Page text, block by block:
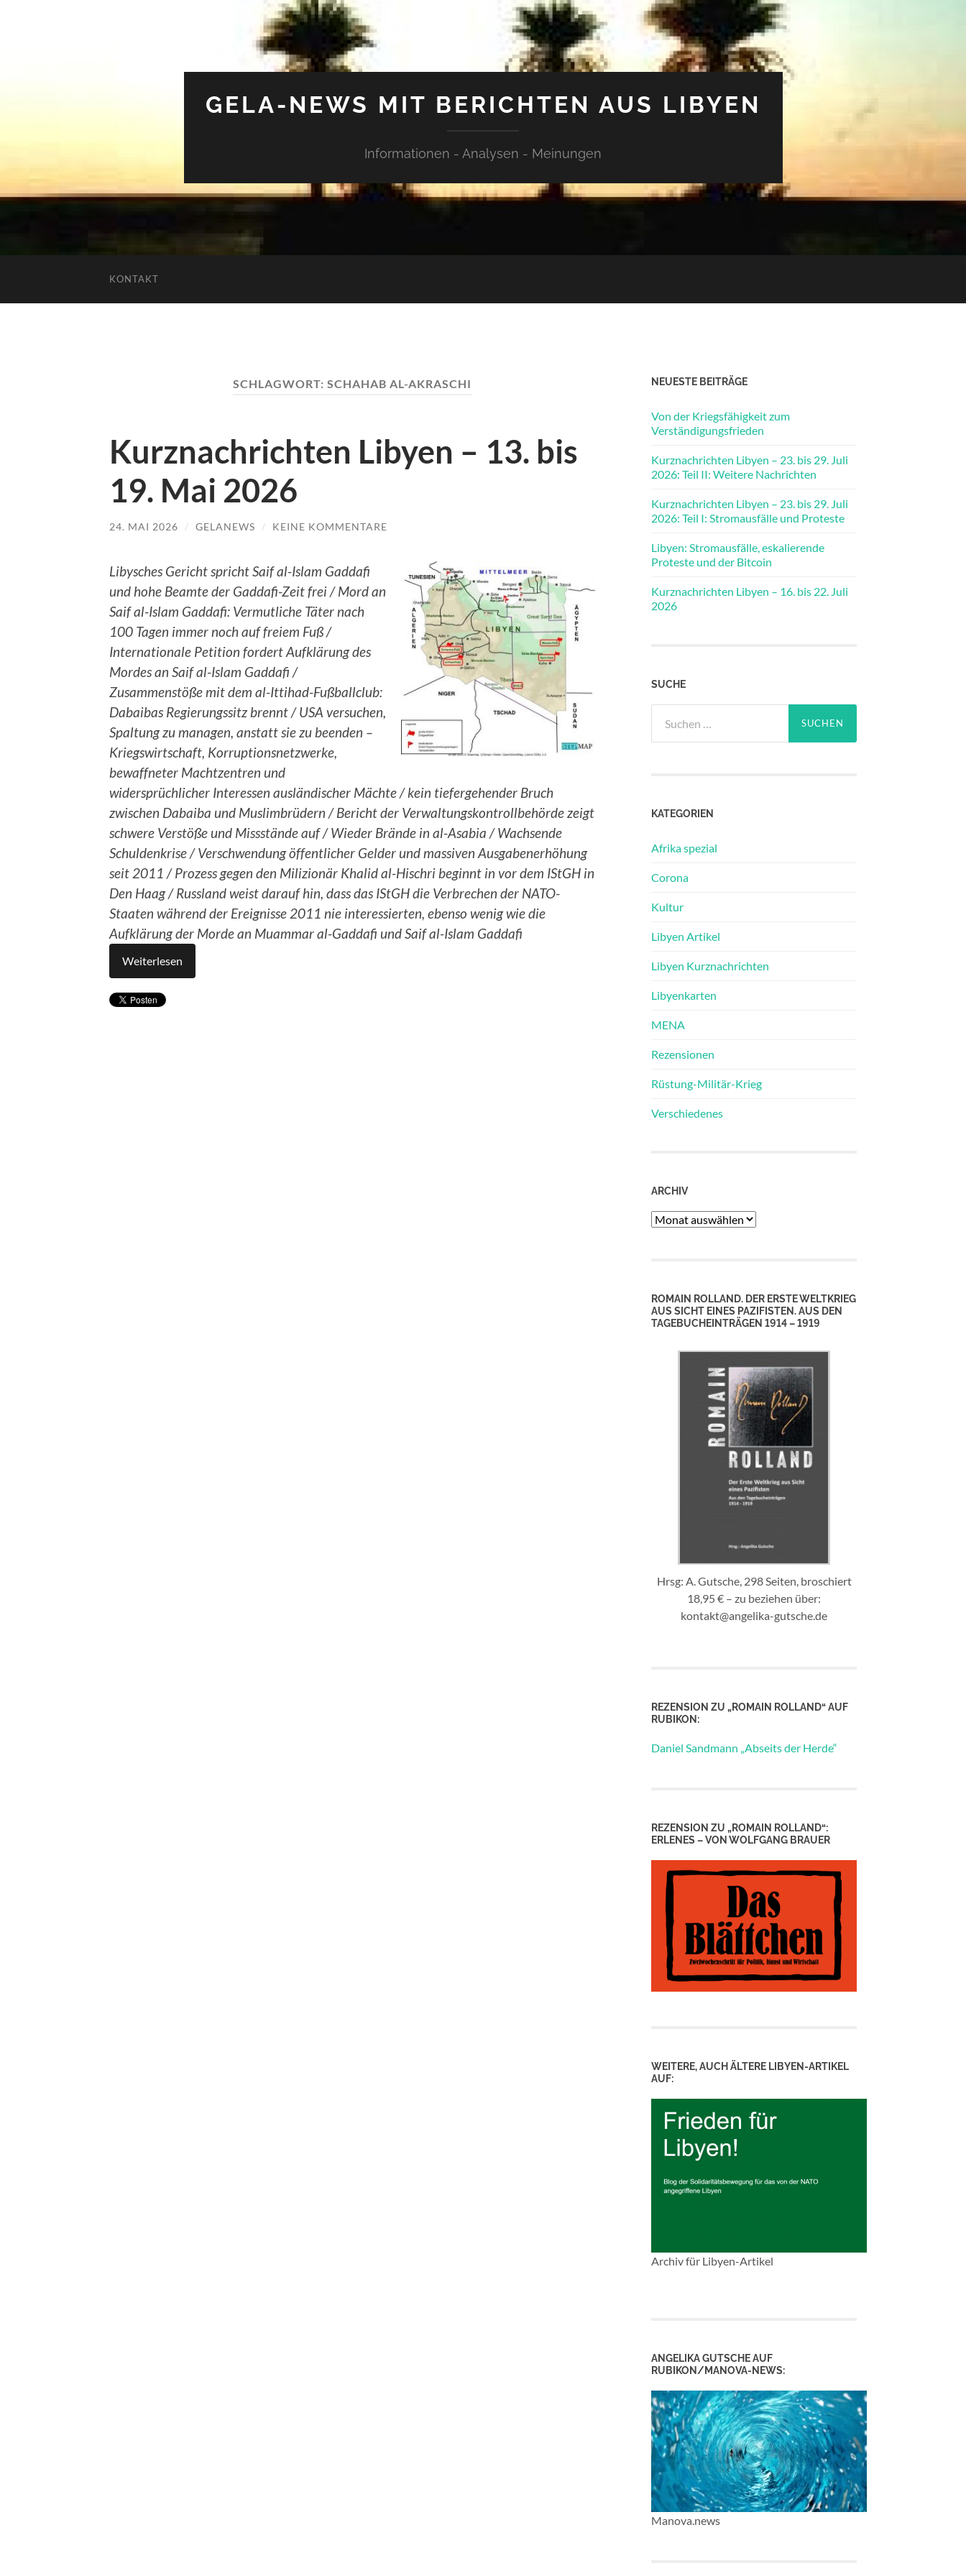
GELA-NEWS MIT BERICHTEN AUS LIBYEN
Informationen - Analysen - Meinungen
KONTAKT
SCHLAGWORT: SCHAHAB AL-AKRASCHI
Kurznachrichten Libyen – 13. bis
19. Mai 2026
24. MAI 2026 / GELANEWS / KEINE KOMMENTARE
Libysches Gericht spricht Saif al-Islam Gaddafi
und hohe Beamte der Gaddafi-Zeit frei / Mord an
Saif al-Islam Gaddafi: Vermutliche Täter nach
100 Tagen immer noch auf freiem Fuß /
Internationale Petition fordert Aufklärung des
Mordes an Saif al-Islam Gaddafi /
Zusammenstöße mit dem al-Ittihad-Fußballclub:
Dabaibas Regierungssitz brennt / USA versuchen,
Spaltung zu managen, anstatt sie zu beenden –
Kriegswirtschaft, Korruptionsnetzwerke,
bewaffneter Machtzentren und
widersprüchlicher Interessen ausländischer Mächte / kein tiefergehender Bruch
zwischen Dabaiba und Muslimbrüdern / Bericht der Verwaltungskontrollbehörde zeigt
schwere Verstöße und Missstände auf / Wieder Brände in al-Asabia / Wachsende
Schuldenkrise / Verschwendung öffentlicher Gelder und massiven Ausgabenerhöhung
seit 2011 / Prozess gegen den Milizionär Khalid al-Hischri beginnt in vor dem IStGH in
Den Haag / Russland weist darauf hin, dass das IStGH die Verbrechen der NATO-
Staaten während der Ereignisse 2011 nie interessierten, ebenso wenig wie die
Aufklärung der Morde an Muammar al-Gaddafi und Saif al-Islam Gaddafi
Weiterlesen
NEUESTE BEITRÄGE
Von der Kriegsfähigkeit zum
Verständigungsfrieden
Kurznachrichten Libyen – 23. bis 29. Juli
2026: Teil II: Weitere Nachrichten
Kurznachrichten Libyen – 23. bis 29. Juli
2026: Teil I: Stromausfälle und Proteste
Libyen: Stromausfälle, eskalierende
Proteste und der Bitcoin
Kurznachrichten Libyen – 16. bis 22. Juli
2026
SUCHE
nach:
KATEGORIEN
Afrika spezial
Corona
Kultur
Libyen Artikel
Libyen Kurznachrichten
Libyenkarten
MENA
Rezensionen
Rüstung-Militär-Krieg
Verschiedenes
ARCHIV
Archiv
ROMAIN ROLLAND. DER ERSTE WELTKRIEG
AUS SICHT EINES PAZIFISTEN. AUS DEN
TAGEBUCHEINTRÄGEN 1914 – 1919
Hrsg: A. Gutsche, 298 Seiten, broschiert
18,95 € – zu beziehen über:
kontakt@angelika-gutsche.de
REZENSION ZU „ROMAIN ROLLAND“ AUF
RUBIKON:
Daniel Sandmann „Abseits der Herde“
REZENSION ZU „ROMAIN ROLLAND“:
ERLENES – VON WOLFGANG BRAUER
WEITERE, AUCH ÄLTERE LIBYEN-ARTIKEL
AUF:
Archiv für Libyen-Artikel
ANGELIKA GUTSCHE AUF
RUBIKON/MANOVA-NEWS:
Manova.news